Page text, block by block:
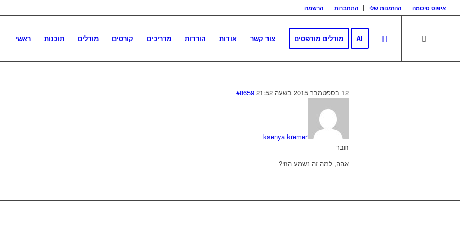
הרשמה התחברות ההזמנות שלי איפוס סיסמה
ראשי תוכנות מודלים קורסים מדריכים הורדות אודות צור קשר מודלים מודפסים AI
12 בספטמבר 2015 בשעה 21:52 #8659
ksenya kremer
חבר
אהה, למה זה נשמע הזוי?